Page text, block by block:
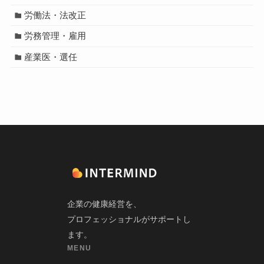
労働法・法改正
労務管理・雇用
産業医・選任
企業の健康経営を、
プロフェッショナルがサポートし
ます。
MENU